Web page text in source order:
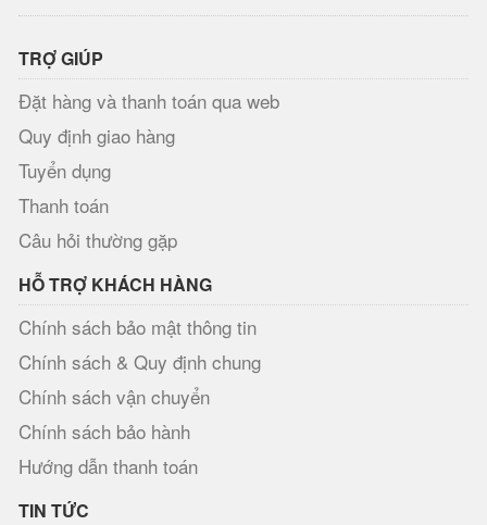
TRỢ GIÚP
Đặt hàng và thanh toán qua web
Quy định giao hàng
Tuyển dụng
Thanh toán
Câu hỏi thường gặp
HỖ TRỢ KHÁCH HÀNG
Chính sách bảo mật thông tin
Chính sách & Quy định chung
Chính sách vận chuyển
Chính sách bảo hành
Hướng dẫn thanh toán
TIN TỨC